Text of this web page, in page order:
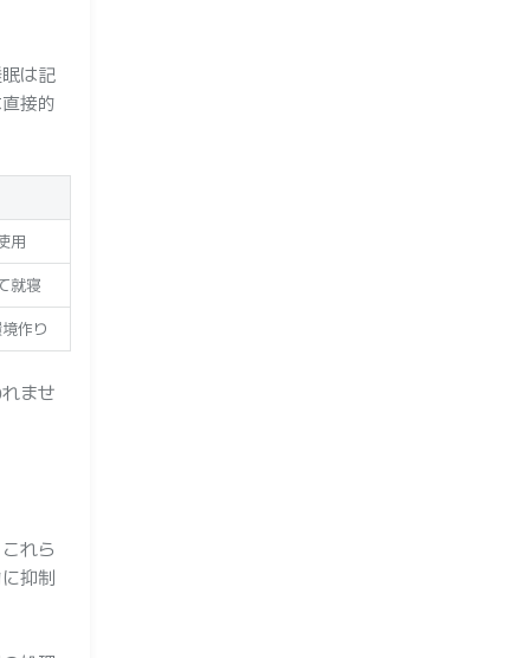
は記
接的
用
就寝
作り
ませ
れら
抑制